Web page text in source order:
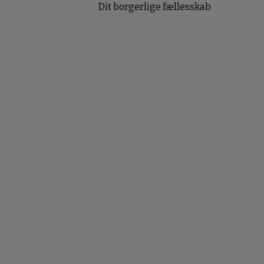
Dit borgerlige fællesskab